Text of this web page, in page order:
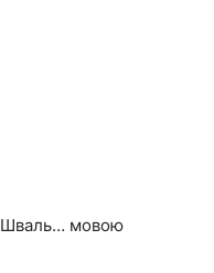
Шваль… мовою